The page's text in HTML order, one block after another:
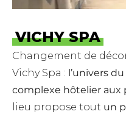
VICHY SPA
Changement de
Vichy Spa : l’univers
complexe hôtelier aux
lieu propose tout un